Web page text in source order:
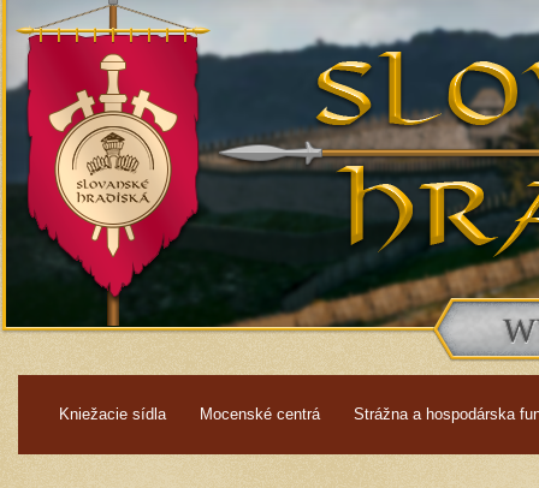
Kniežacie sídla
Mocenské centrá Strážna a hospodárska